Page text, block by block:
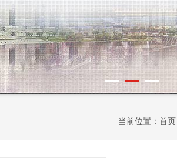
当前位置： 首页